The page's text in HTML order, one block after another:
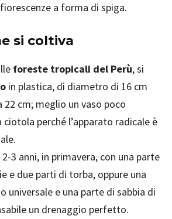
a forma di spiga.
si coltiva
foreste tropicali del Perù, si
in plastica, di diametro di 16 cm
22 cm; meglio un vaso poco
perché l’apparato radicale è
3 anni, in primavera, con una parte
e due parti di torba, oppure una
universale e una parte di sabbia di
un drenaggio perfetto.